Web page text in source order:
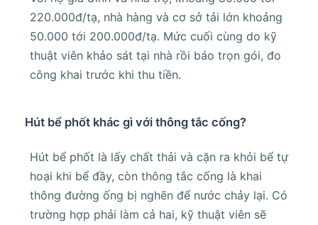
220.000đ/tạ, nhà hàng và cơ sở tải lớn khoảng
50.000 tới 200.000đ/tạ. Mức cuối cùng do kỹ
thuật viên khảo sát tại nhà rồi báo trọn gói, đo
công khai trước khi thu tiền.
Hút bể phốt khác gì với thông tắc cống?
Hút bể phốt là lấy chất thải và cặn ra khỏi bể tự
hoại khi bể đầy, còn thông tắc cống là khai
thông đường ống bị nghẽn để nước chảy lại. Có
trường hợp phải làm cả hai, kỹ thuật viên sẽ